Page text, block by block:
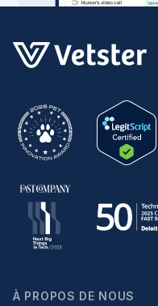
À PROPOS DE NOUS